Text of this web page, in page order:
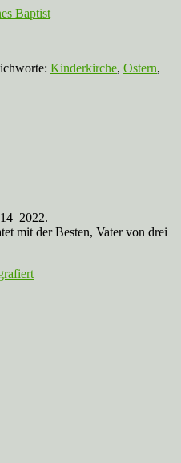
Baptist
Kinderkirche, Ostern,
mit der Besten, Vater von drei